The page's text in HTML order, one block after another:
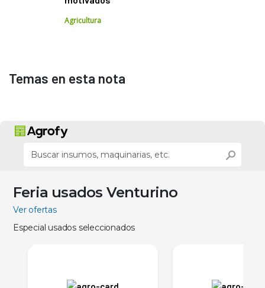
Agricultura
Temas en esta nota
Feria usados Venturino
Ver ofertas
Especial usados seleccionados